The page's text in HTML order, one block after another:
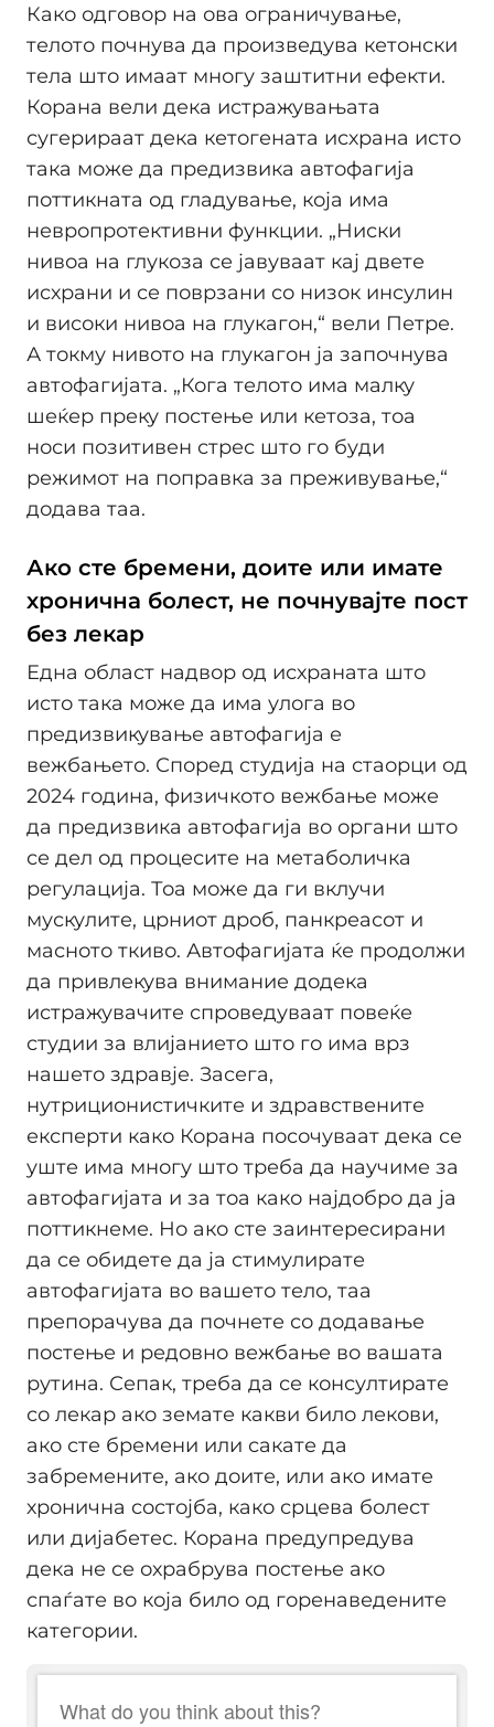
Како одговор на ова ограничување,
телото почнува да произведува кетонски
тела што имаат многу заштитни ефекти.
Корана вели дека истражувањата
сугерираат дека кетогената исхрана исто
така може да предизвика автофагија
поттикната од гладување, која има
невропротективни функции. „Ниски
нивоа на глукоза се јавуваат кај двете
исхрани и се поврзани со низок инсулин
и високи нивоа на глукагон,“ вели Петре.
А токму нивото на глукагон ја започнува
автофагијата. „Кога телото има малку
шеќер преку постење или кетоза, тоа
носи позитивен стрес што го буди
режимот на поправка за преживување,“
додава таа.
Ако сте бремени, доите или имате
хронична болест, не почнувајте пост
без лекар
Една област надвор од исхраната што
исто така може да има улога во
предизвикување автофагија е
вежбањето. Според студија на стаорци од
2024 година, физичкото вежбање може
да предизвика автофагија во органи што
се дел од процесите на метаболичка
регулација. Тоа може да ги вклучи
мускулите, црниот дроб, панкреасот и
масното ткиво. Автофагијата ќе продолжи
да привлекува внимание додека
истражувачите спроведуваат повеќе
студии за влијанието што го има врз
нашето здравје. Засега,
нутриционистичките и здравствените
експерти како Корана посочуваат дека се
уште има многу што треба да научиме за
автофагијата и за тоа како најдобро да ја
поттикнеме. Но ако сте заинтересирани
да се обидете да ја стимулирате
автофагијата во вашето тело, таа
препорачува да почнете со додавање
постење и редовно вежбање во вашата
рутина. Сепак, треба да се консултирате
со лекар ако земате какви било лекови,
ако сте бремени или сакате да
забремените, ако доите, или ако имате
хронична состојба, како срцева болест
или дијабетес. Корана предупредува
дека не се охрабрува постење ако
спаѓате во која било од горенаведените
категории.